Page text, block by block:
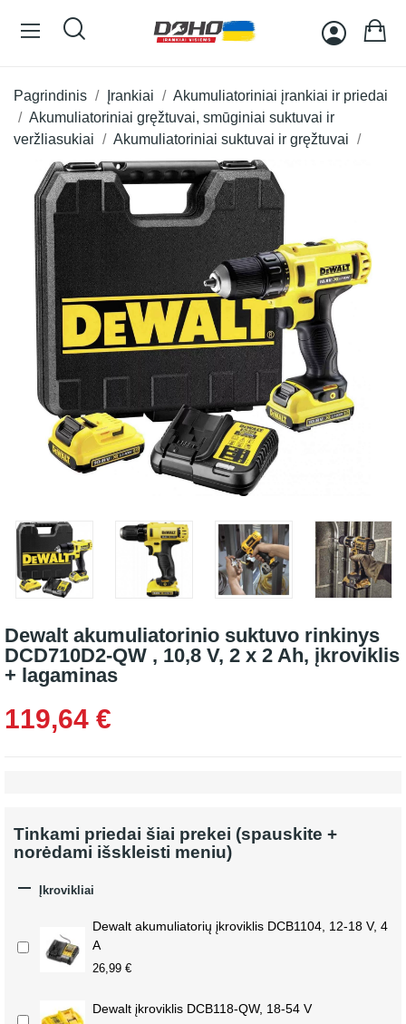
Pagrindinis Įrankiai
Akumuliatoriniai įrankiai ir priedai
Akumuliatoriniai gręžtuvai, smūginiai suktuvai ir
veržliasukiai
Akumuliatoriniai suktuvai ir gręžtuvai
Dewalt akumuliatorinio suktuvo rinkinys
DCD710D2-QW , 10,8 V, 2 x 2 Ah, įkroviklis
+ lagaminas
119,64 €
Tinkami priedai šiai prekei (spauskite +
norėdami išskleisti meniu)
 Įkrovikliai
Dewalt akumuliatorių įkroviklis DCB1104, 12-18 V, 4
A
26,99 €
Dewalt įkroviklis DCB118-QW, 18-54 V